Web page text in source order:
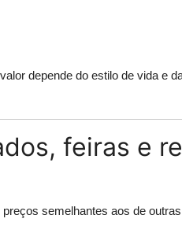
depende do estilo de vida e
feiras e
semelhantes aos de